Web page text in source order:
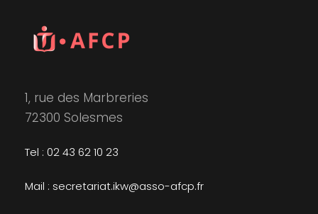
1, rue des Marbreries
72300 Solesmes
Tel : 02 43 62 10 23
Mail : secretariat.ikw@asso-afcp.fr